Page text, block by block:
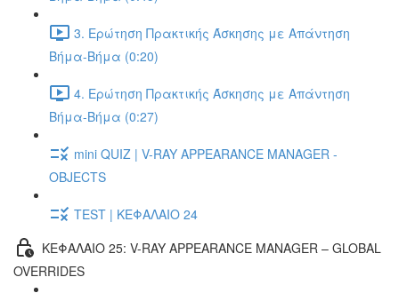
3. Ερώτηση Πρακτικής Άσκησης με Απάντηση
Βήμα-Βήμα (0:20)
4. Ερώτηση Πρακτικής Άσκησης με Απάντηση
Βήμα-Βήμα (0:27)
mini QUIZ | V-RAY APPEARANCE MANAGER -
OBJECTS
TEST | ΚΕΦΑΛΑΙΟ 24
ΚΕΦΑΛΑΙΟ 25: V-RAY APPEARANCE MANAGER – GLOBAL
OVERRIDES